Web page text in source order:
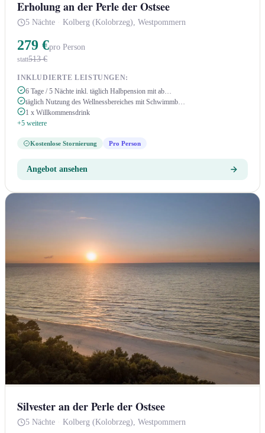
Erholung an der Perle der Ostsee
5 Nächte · Kolberg (Kolobrzeg), Westpommern
279 €pro Person
statt513 €
INKLUDIERTE LEISTUNGEN:
6 Tage / 5 Nächte inkl. täglich Halbpension mit ab…
täglich Nutzung des Wellnessbereiches mit Schwimmb…
1 x Willkommensdrink
+5 weitere
Kostenlose Stornierung Pro Person
Angebot ansehen
Silvester an der Perle der Ostsee
5 Nächte · Kolberg (Kolobrzeg), Westpommern